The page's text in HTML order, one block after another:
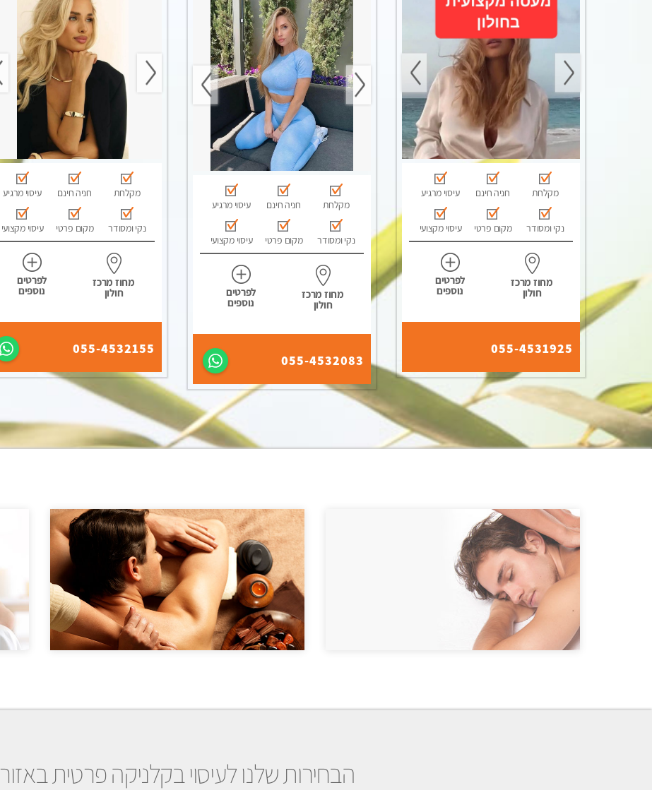
מקלחת חניה חינם עיסוי מרגיע
נקי ומסודר מקום פרטי עיסוי מקצועי
מחוז מרכז
חולון
לפרטים
נוספים
055-4531925
מקלחת חניה חינם עיסוי מרגיע
נקי ומסודר מקום פרטי עיסוי מקצועי
מחוז מרכז
חולון
לפרטים
נוספים
055-4532083
מקלחת חניה חינם עיסוי מרגיע
נקי ומסודר מקום פרטי עיסוי מקצועי
מחוז מרכז
חולון
לפרטים
נוספים
055-4532155
הבחירות שלנו לעיסוי בקלניקה פרטית באזור